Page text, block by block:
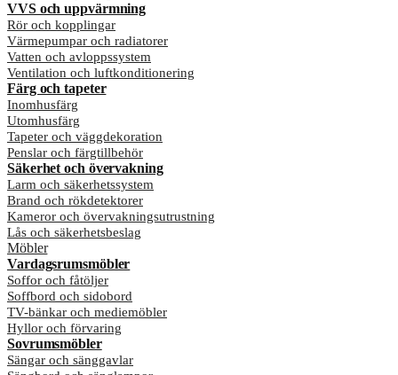
VVS och uppvärmning
Rör och kopplingar
Värmepumpar och radiatorer
Vatten och avloppssystem
Ventilation och luftkonditionering
Färg och tapeter
Inomhusfärg
Utomhusfärg
Tapeter och väggdekoration
Penslar och färgtillbehör
Säkerhet och övervakning
Larm och säkerhetssystem
Brand och rökdetektorer
Kameror och övervakningsutrustning
Lås och säkerhetsbeslag
Möbler
Vardagsrumsmöbler
Soffor och fåtöljer
Soffbord och sidobord
TV-bänkar och mediemöbler
Hyllor och förvaring
Sovrumsmöbler
Sängar och sänggavlar